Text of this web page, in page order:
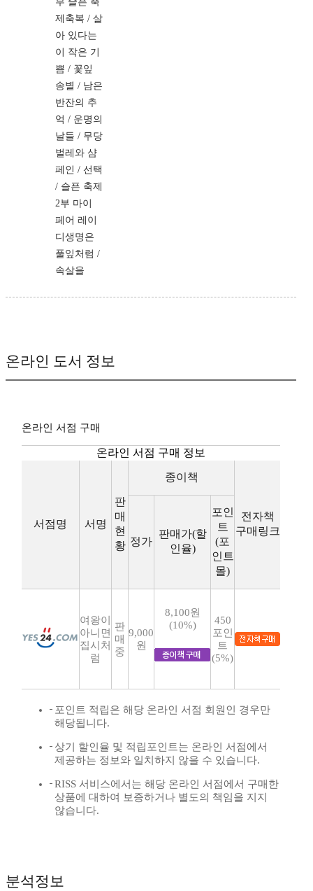
제축복 / 살
아 있다는
이 작은 기
쁨 / 꽃잎
송별 / 남은
반잔의 추
억 / 운명의
날들 / 무당
벌레와 샴
페인 / 선택
/ 슬픈 축제
2부 마이
페어 레이
디생명은
풀잎처럼 /
속살을
온라인 도서 정보
온라인 서점 구매
온라인 서점 구매 정보
서점명 서명
판
매
현
황
종이책
전자책
구매링크
정가
판매가(할
인율)
포인
트
(포
인트
몰)
여왕이
아니면
집시처
럼
판
매
중
9,000
원
8,100원
(10%)
450
포인
트
(5%)
포인트 적립은 해당 온라인 서점 회원인 경우만
해당됩니다.
상기 할인율 및 적립포인트는 온라인 서점에서
제공하는 정보와 일치하지 않을 수 있습니다.
RISS 서비스에서는 해당 온라인 서점에서 구매한
상품에 대하여 보증하거나 별도의 책임을 지지
않습니다.
분석정보